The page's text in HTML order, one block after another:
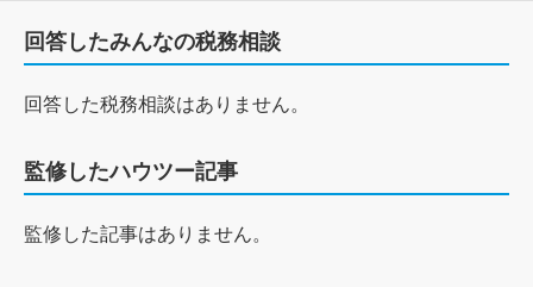
回答したみんなの税務相談
回答した税務相談はありません。
監修したハウツー記事
監修した記事はありません。